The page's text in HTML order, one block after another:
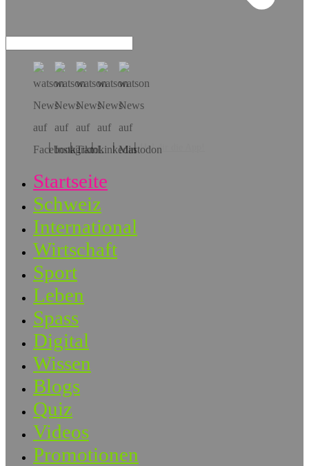
Hol dir die App!
Startseite
Schweiz
International
Wirtschaft
Sport
Leben
Spass
Digital
Wissen
Blogs
Quiz
Videos
Promotionen